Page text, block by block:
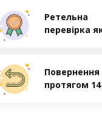
Ретельна
перевірка
Повернення
протягом 14